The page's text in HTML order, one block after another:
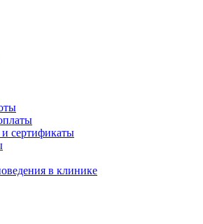
сертификаты
в клинике